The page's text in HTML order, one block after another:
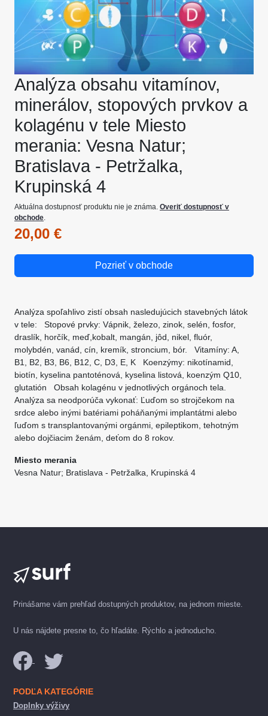
Analýza obsahu vitamínov,
minerálov, stopových prvkov a
kolagénu v tele Miesto
merania: Vesna Natur;
Bratislava - Petržalka,
Krupinská 4
Aktuálna dostupnosť produktu nie je známa. Overiť dostupnosť v
obchode.
20,00 €
Pozrieť v obchode
Analýza spoľahlivo zistí obsah nasledujúcich stavebných látok
v tele: Stopové prvky: Vápnik, železo, zinok, selén, fosfor,
draslík, horčík, meď,kobalt, mangán, jôd, nikel, fluór,
molybdén, vanád, cín, kremík, stroncium, bór. Vitamíny: A,
B1, B2, B3, B6, B12, C, D3, E, K Koenzýmy: nikotínamid,
biotín, kyselina pantoténová, kyselina listová, koenzým Q10,
glutatión Obsah kolagénu v jednotlivých orgánoch tela.
Analýza sa neodporúča vykonať: Ľuďom so strojčekom na
srdce alebo inými batériami poháňanými implantátmi alebo
ľuďom s transplantovanými orgánmi, epileptikom, tehotným
alebo dojčiacim ženám, deťom do 8 rokov.
Miesto merania
Vesna Natur; Bratislava - Petržalka, Krupinská 4
Prinášame vám prehľad dostupných produktov, na jednom mieste.
U nás nájdete presne to, čo hľadáte. Rýchlo a jednoducho.
PODĽA KATEGÓRIE
Doplnky výživy